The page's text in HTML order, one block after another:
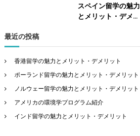
スペイン留学の魅力
とメリット・デメリ
最近の投稿
香港留学の魅力とメリット・デメリット
ポーランド留学の魅力とメリット・デメリット
ノルウェー留学の魅力とメリット・デメリット
アメリカの環境学プログラム紹介
インド留学の魅力とメリット・デメリット